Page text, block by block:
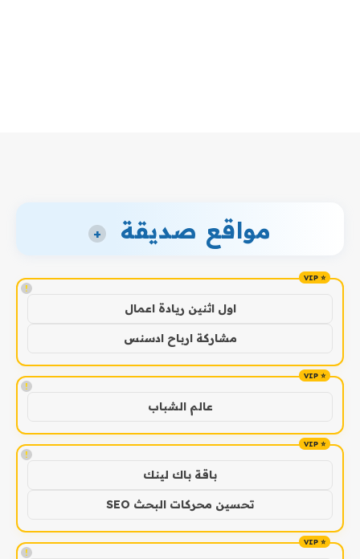
مواقع صديقة +
!
اول اثنين ريادة اعمال
مشاركة ارباح ادسنس
!
عالم الشباب
!
باقة باك لينك
تحسين محركات البحث SEO
!